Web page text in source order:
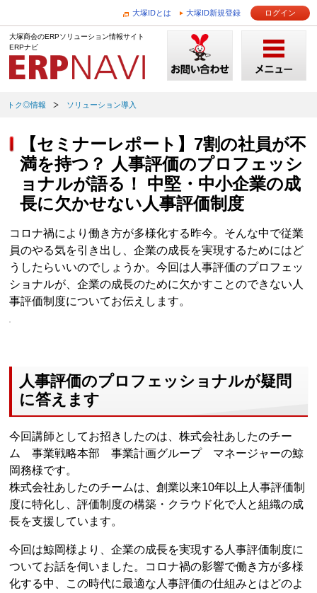
大塚IDとは 大塚ID新規登録 ログイン
大塚商会のERPソリューション情報サイト
ERPナビ
トク◎情報 ソリューション導入
【セミナーレポート】7割の社員が不
満を持つ？ 人事評価のプロフェッシ
ョナルが語る！ 中堅・中小企業の成
長に欠かせない人事評価制度
コロナ禍により働き方が多様化する昨今。そんな中で従業
員のやる気を引き出し、企業の成長を実現するためにはど
うしたらいいのでしょうか。今回は人事評価のプロフェッ
ショナルが、企業の成長のために欠かすことのできない人
事評価制度についてお伝えします。
人事評価のプロフェッショナルが疑問
に答えます
今回講師としてお招きしたのは、株式会社あしたのチー
ム 事業戦略本部 事業計画グループ マネージャーの鯨
岡務様です。
株式会社あしたのチームは、創業以来10年以上人事評価制
度に特化し、評価制度の構築・クラウド化で人と組織の成
長を支援しています。
今回は鯨岡様より、企業の成長を実現する人事評価制度に
ついてお話を伺いました。コロナ禍の影響で働き方が多様
化する中、この時代に最適な人事評価の仕組みとはどのよ